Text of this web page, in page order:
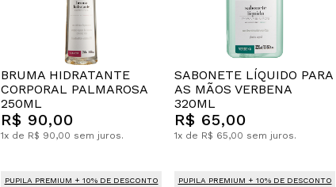
BRUMA HIDRATANTE
CORPORAL PALMAROSA
250ML
R$ 90,00
1x de R$ 90,00 sem juros.
PUPILA PREMIUM + 10% DE DESCONTO
SABONETE LÍQUIDO PARA
AS MÃOS VERBENA
320ML
R$ 65,00
1x de R$ 65,00 sem juros.
PUPILA PREMIUM + 10% DE DESCONTO